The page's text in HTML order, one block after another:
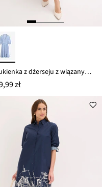
Sukienka z dżerseju z wiązanym paskiem (2 części)
zł